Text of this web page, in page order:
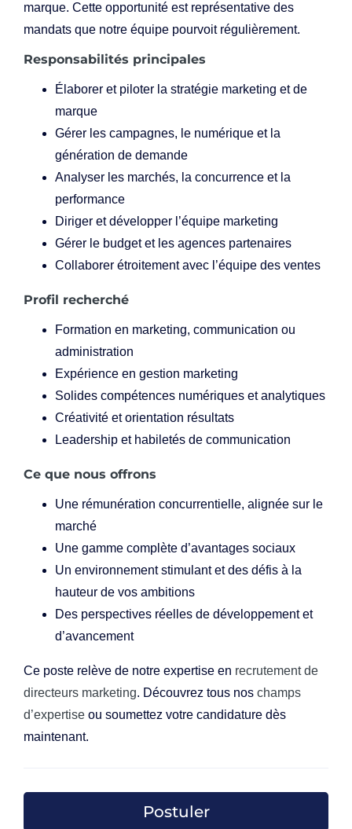
marque. Cette opportunité est représentative des
mandats que notre équipe pourvoit régulièrement.
Responsabilités principales
Élaborer et piloter la stratégie marketing et de
marque
Gérer les campagnes, le numérique et la
génération de demande
Analyser les marchés, la concurrence et la
performance
Diriger et développer l’équipe marketing
Gérer le budget et les agences partenaires
Collaborer étroitement avec l’équipe des ventes
Profil recherché
Formation en marketing, communication ou
administration
Expérience en gestion marketing
Solides compétences numériques et analytiques
Créativité et orientation résultats
Leadership et habiletés de communication
Ce que nous offrons
Une rémunération concurrentielle, alignée sur le
marché
Une gamme complète d’avantages sociaux
Un environnement stimulant et des défis à la
hauteur de vos ambitions
Des perspectives réelles de développement et
d’avancement
Ce poste relève de notre expertise en recrutement de
directeurs marketing. Découvrez tous nos champs
d’expertise ou soumettez votre candidature dès
maintenant.